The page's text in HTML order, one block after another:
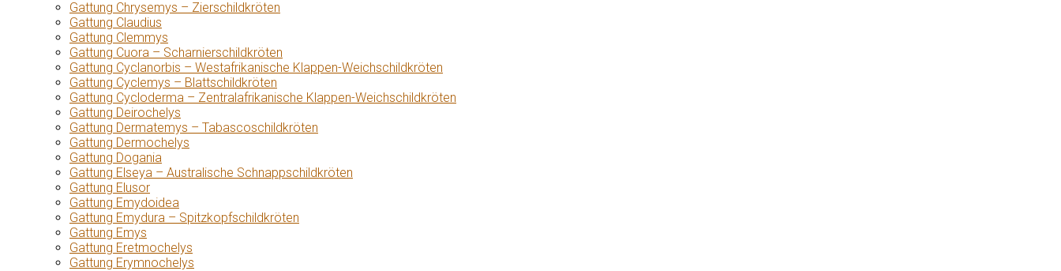
Gattung Chrysemys – Zierschildkröten
Gattung Claudius
Gattung Clemmys
Gattung Cuora – Scharnierschildkröten
Gattung Cyclanorbis – Westafrikanische Klappen-Weichschildkröten
Gattung Cyclemys – Blattschildkröten
Gattung Cycloderma – Zentralafrikanische Klappen-Weichschildkröten
Gattung Deirochelys
Gattung Dermatemys – Tabascoschildkröten
Gattung Dermochelys
Gattung Dogania
Gattung Elseya – Australische Schnappschildkröten
Gattung Elusor
Gattung Emydoidea
Gattung Emydura – Spitzkopfschildkröten
Gattung Emys
Gattung Eretmochelys
Gattung Erymnochelys